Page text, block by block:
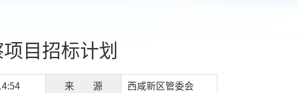
目招标计划
来 源 西咸新区管委会